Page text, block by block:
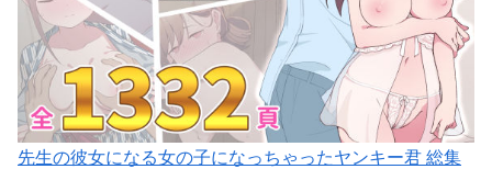
先生の彼女になる女の子になっちゃったヤンキー君 総集